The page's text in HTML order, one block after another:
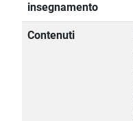
insegnamento
Contenuti